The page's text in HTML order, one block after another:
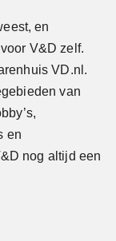
en
V&D zelf.
VD.nl.
van
en
nog altijd een